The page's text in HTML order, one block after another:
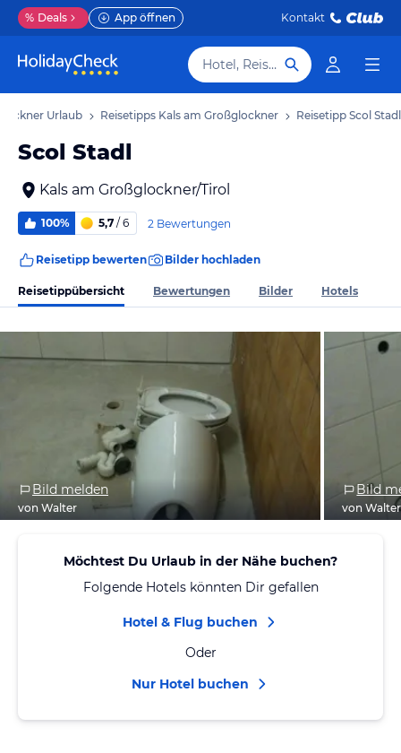
% Deals App öffnen Kontakt
Hotel, Reiseziel
Urlaub Reisetipps Kals am Großglockner Reisetipp Scol Stadl
Scol Stadl
Kals am Großglockner/Tirol
100% 5,7 / 6 2 Bewertungen
Reisetipp bewerten Bilder hochladen
Reisetippübersicht Bewertungen Bilder Hotels
Bild melden
von Walter
Bild
von Walter
Möchtest Du Urlaub in der Nähe buchen?
Folgende Hotels könnten Dir gefallen
Hotel & Flug buchen
Oder
Nur Hotel buchen